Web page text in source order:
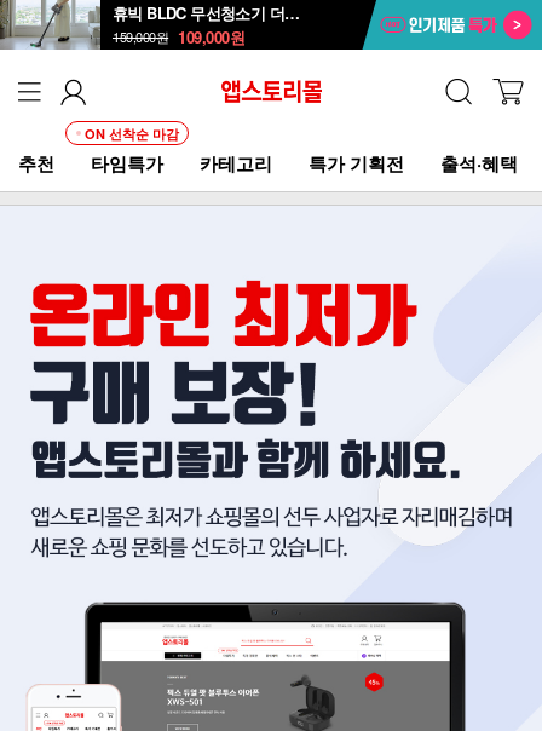
휴빅 BLDC 무선청소기 더포스 HB-2800
159,000원 109,000원
추천
ON 선착순 마감
타임특가 카테고리 특가 기획전 출석·혜택